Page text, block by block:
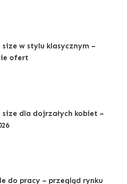
size w stylu klasycznym –
ofert
size dla dojrzałych kobiet –
do pracy – przegląd rynku